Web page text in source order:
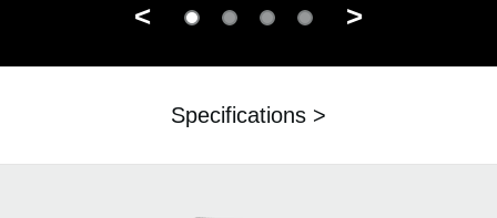
< >
Specifications >